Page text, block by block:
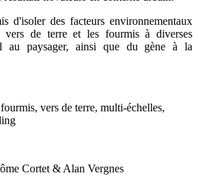
d'isoler des facteurs environnementaux
vers de terre et les fourmis à diverses
au paysager, ainsi que du gène à la
vers de terre, multi-échelles,
Cortet & Alan Vergnes